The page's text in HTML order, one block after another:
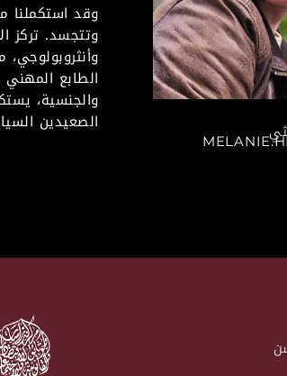
وقد استكملنا
وتتجسد. تركز
الطابع
والجنسية،
الصعيدين